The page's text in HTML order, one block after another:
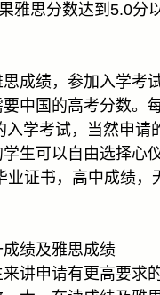
雅思分数达到5.0分
成绩，参加入学考
中国的高考分数。
入学考试，当然申请
生可以自由选择心
业证书，高中成绩
绩及雅思成绩
讲申请有更高要求